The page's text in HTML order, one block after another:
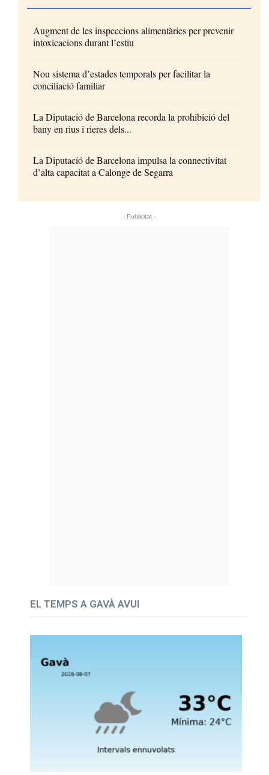
Augment de les inspeccions alimentàries per prevenir
intoxicacions durant l’estiu
Nou sistema d’estades temporals per facilitar la
conciliació familiar
La Diputació de Barcelona recorda la prohibició del
bany en rius i rieres dels...
La Diputació de Barcelona impulsa la connectivitat
d’alta capacitat a Calonge de Segarra
- Publicitat -
EL TEMPS A GAVÀ AVUI